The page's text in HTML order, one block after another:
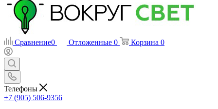
Сравнение0 Отложенные 0 Корзина 0
Телефоны
+7 (905) 506-9356